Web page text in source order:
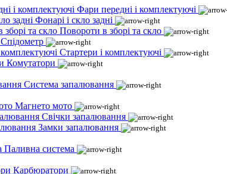
Фари передні і комплектуючі
Фонарі і скло задні
Повороти в зборі та скло
Спідометр
Стартери і комплектуючі
Комутатори
Система запалювання
Магнето мото
Свічки запалювання
Замки запалювання
Паливна система
Карбюратори